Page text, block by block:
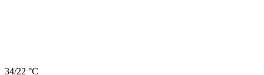
34/22 °C